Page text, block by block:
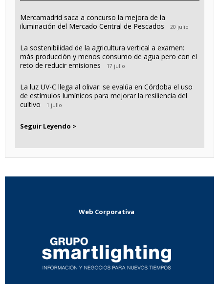
Mercamadrid saca a concurso la mejora de la
iluminación del Mercado Central de Pescados
20 julio
La sostenibilidad de la agricultura vertical a examen:
más producción y menos consumo de agua pero con el
reto de reducir emisiones
17 julio
La luz UV-C llega al olivar: se evalúa en Córdoba el uso
de estímulos lumínicos para mejorar la resiliencia del
cultivo
1 julio
Seguir Leyendo >
Web Corporativa